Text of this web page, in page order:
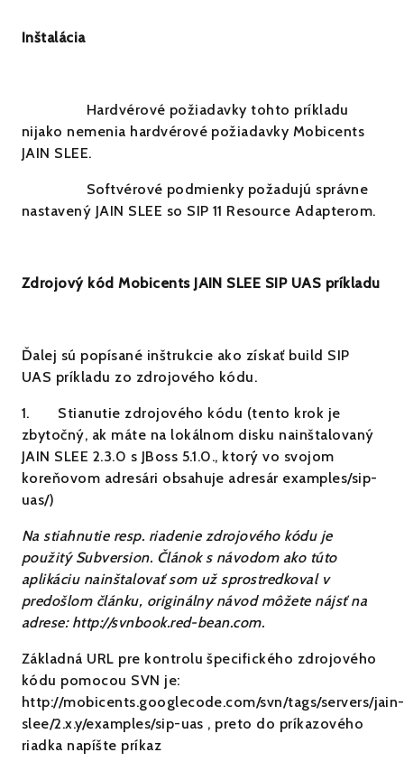
Inštalácia
Hardvérové požiadavky tohto príkladu
nijako nemenia hardvérové požiadavky Mobicents
JAIN SLEE.
Softvérové podmienky požadujú správne
nastavený JAIN SLEE so SIP 11 Resource Adapterom.
Zdrojový kód Mobicents JAIN SLEE SIP UAS príkladu
Ďalej sú popísané inštrukcie ako získať build SIP
UAS príkladu zo zdrojového kódu.
1.
Stianutie zdrojového kódu (tento krok je
zbytočný, ak máte na lokálnom disku nainštalovaný
JAIN SLEE 2.3.0 s JBoss 5.1.0., ktorý vo svojom
koreňovom adresári obsahuje adresár examples/sip-
uas/)
Na stiahnutie resp. riadenie zdrojového kódu je
použitý Subversion. Článok s návodom ako túto
aplikáciu nainštalovať som už sprostredkoval v
predošlom článku, originálny návod môžete nájsť na
adrese: http://svnbook.red-bean.com.
Základná URL pre kontrolu špecifického zdrojového
kódu pomocou SVN je:
http://mobicents.googlecode.com/svn/tags/servers/jain-
slee/2.x.y/examples/sip-uas , preto do príkazového
riadka napíšte príkaz